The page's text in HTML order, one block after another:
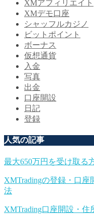
XMアフィリエイト
XMデモ口座
シャッフルカジノ
ビットポイント
ボーナス
仮想通貨
入金
写真
出金
口座開設
日記
登録
人気の記事
最大650万円を受け取る
XMTradingの登録・口
法
XMTrading口座開設・